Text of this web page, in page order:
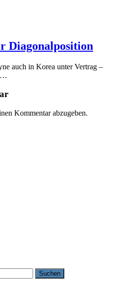
Diagonalposition
auch in Korea unter Vertrag –
…
Kommentar abzugeben.